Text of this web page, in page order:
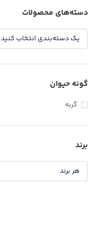
دسته‌های محصولات
گونه حیوان
گربه
برند